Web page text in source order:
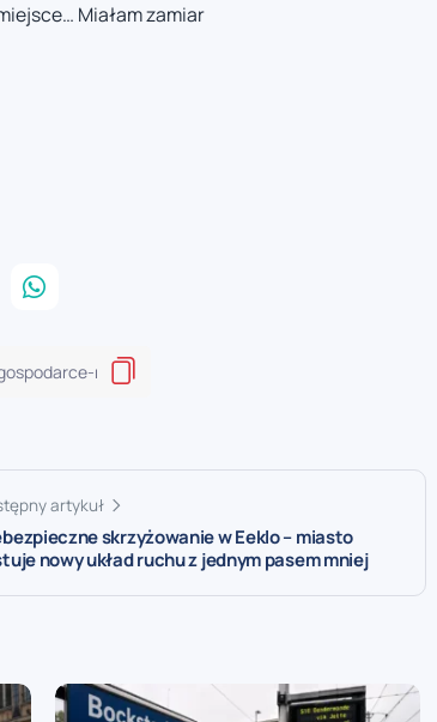
Miałam zamiar
artykuł
skrzyżowanie w Eeklo – miasto
nowy układ ruchu z jednym pasem mniej